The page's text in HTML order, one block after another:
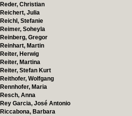
Reder, Christian
Reichert, Julia
Reichl, Stefanie
Reimer, Soheyla
Reinberg, Gregor
Reinhart, Martin
Reiter, Herwig
Reiter, Martina
Reiter, Stefan Kurt
Reithofer, Wolfgang
Rennhofer, Maria
Resch, Anna
Rey Garcia, José Antonio
Riccabona, Barbara